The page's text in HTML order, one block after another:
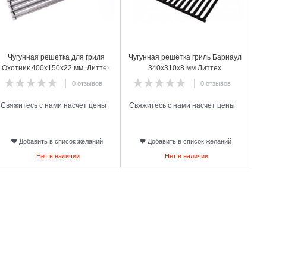
Чугунная решетка для гриля
Охотник 400х150х22 мм. Литтех
0 отзывов
Свяжитесь с нами насчет цены
Добавить в список желаний
Нет в наличии
Чугунная решётка гриль Барнаул
340х310х8 мм Литтех
0 отзывов
Свяжитесь с нами насчет цены
Добавить в список желаний
Нет в наличии